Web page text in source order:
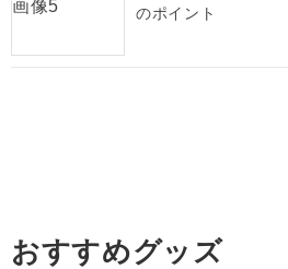
のポイント
おすすめグッズ